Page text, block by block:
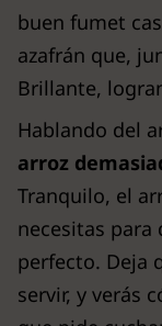
buen fumet
azafrán que,
Brillante,
Hablando del
arroz
Tranquilo, el
necesitas para
perfecto. Deja
servir, y verás